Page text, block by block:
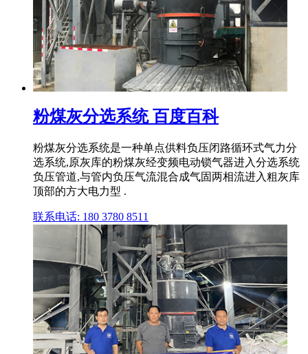
粉煤灰分选系统 百度百科
粉煤灰分选系统是一种单点供料负压闭路循环式气力分
选系统,原灰库的粉煤灰经变频电动锁气器进入分选系统
负压管道,与管内负压气流混合成气固两相流进入粗灰库
顶部的方大电力型 .
联系电话: 180 3780 8511